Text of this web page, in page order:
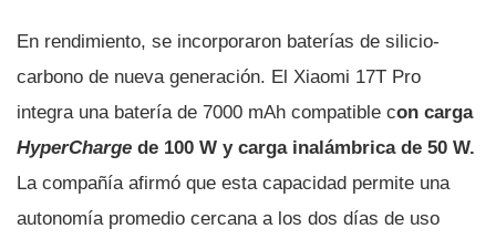
En rendimiento, se incorporaron baterías de silicio-
carbono de nueva generación. El Xiaomi 17T Pro
integra una batería de 7000 mAh compatible con carga
HyperCharge de 100 W y carga inalámbrica de 50 W.
La compañía afirmó que esta capacidad permite una
autonomía promedio cercana a los dos días de uso